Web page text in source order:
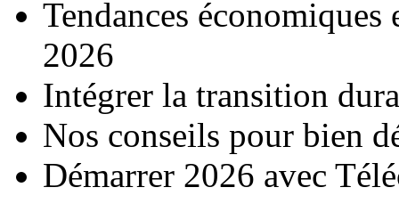
Tendances
2026
Intégrer la transition
Nos conseils pour bien
Démarrer 2026 avec